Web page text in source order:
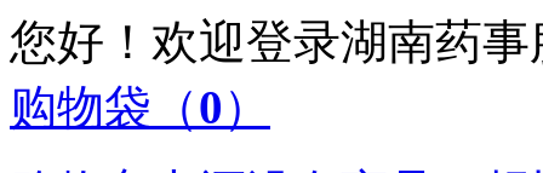
您好！欢迎登录湖南药
购物袋 （0）